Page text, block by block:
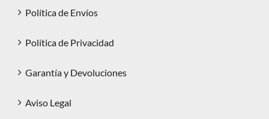
Política de Envíos
Política de Privacidad
Garantía y Devoluciones
Aviso Legal